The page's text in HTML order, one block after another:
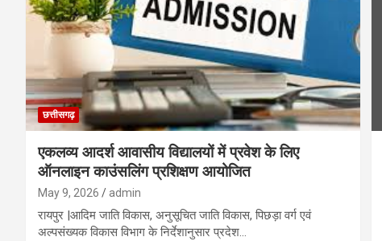
छत्तीसगढ़
एकलव्य आदर्श आवासीय विद्यालयों में प्रवेश के लिए
ऑनलाइन काउंसलिंग प्रशिक्षण आयोजित
May 9, 2026 admin
रायपुर |आदिम जाति विकास, अनुसूचित जाति विकास, पिछड़ा वर्ग एवं
अल्पसंख्यक विकास विभाग के निर्देशानुसार प्रदेश…